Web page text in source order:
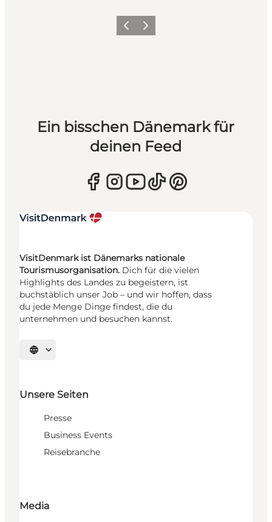
ZurückWeiter
Ein bisschen Dänemark für
deinen Feed
VisitDenmark ist Dänemarks nationale
Tourismusorganisation. Dich für die vielen
Highlights des Landes zu begeistern, ist
buchstäblich unser Job – und wir hoffen, dass
du jede Menge Dinge findest, die du
unternehmen und besuchen kannst.
Sprache auswählen
Unsere Seiten
Presse
Business Events
Reisebranche
Media